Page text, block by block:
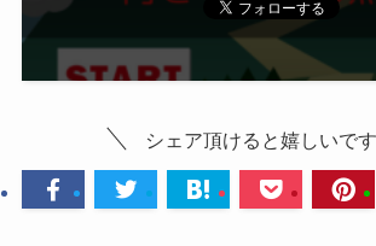
シェア頂けると嬉しいです